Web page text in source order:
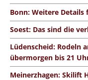
Bonn: Weitere Details
Soest: Das sind die
Lüdenscheid: Rodeln
übermorgen bis 21
Meinerzhagen: Skilift